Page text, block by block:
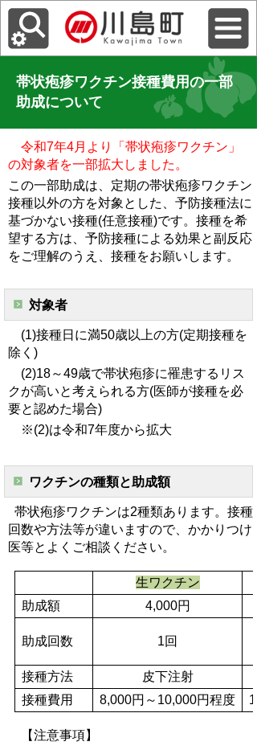
帯状疱疹ワクチン接種費用の一部
助成について
令和7年4月より「帯状疱疹ワクチン」
の対象者を一部拡大しました。
この一部助成は、定期の帯状疱疹ワクチン
接種以外の方を対象とした、予防接種法に
基づかない接種(任意接種)です。接種を希
望する方は、予防接種による効果と副反応
をご理解のうえ、接種をお願いします。
対象者
(1)接種日に満50歳以上の方(定期接種を
除く)
(2)18～49歳で帯状疱疹に罹患するリス
クが高いと考えられる方(医師が接種を必
要と認めた場合)
※(2)は令和7年度から拡大
ワクチンの種類と助成額
帯状疱疹ワクチンは2種類あります。接種
回数や方法等が違いますので、かかりつけ
医等とよくご相談ください。
生ワクチン
助成額
4,000円
助成回数 1回
接種方法
皮下注射
接種費用
8,000円～10,000円程度
【注意事項】